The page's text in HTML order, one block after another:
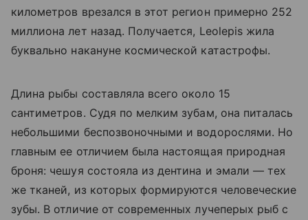
километров врезался в этот регион примерно 252
миллиона лет назад. Получается, Leolepis жила
буквально накануне космической катастрофы.
Длина рыбы составляла всего около 15
сантиметров. Судя по мелким зубам, она питалась
небольшими беспозвоночными и водорослями. Но
главным ее отличием была настоящая природная
броня: чешуя состояла из дентина и эмали — тех
же тканей, из которых формируются человеческие
зубы. В отличие от современных лучеперых рыб с